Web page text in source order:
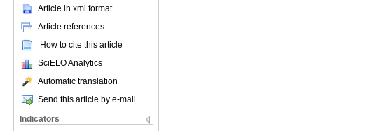
Article in xml format
Article references
How to cite this article
SciELO Analytics
Automatic translation
Send this article by e-mail
Indicators